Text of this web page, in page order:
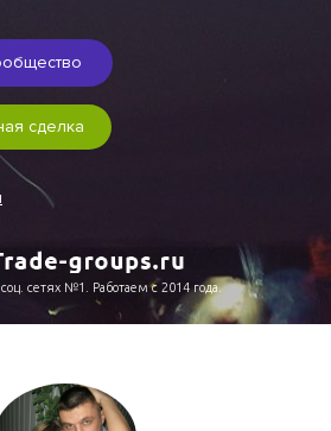
сделка
сетях №1. Работаем с 2014 года.